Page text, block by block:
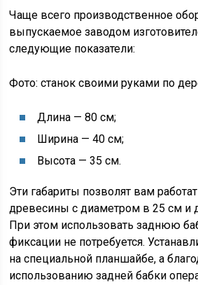
Чаще всего производственное
выпускаемое заводом
следующие показатели:
Фото: станок своими руками по
Длина — 80 см;
Ширина — 40 см;
Высота — 35 см.
Эти габариты позволят вам
древесины с диаметром в 25 см и
При этом использовать заднюю
фиксации не потребуется.
на специальной планшайбе, а
использованию задней бабки